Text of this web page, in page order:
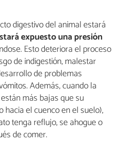
digestivo del animal estará
expuestounapresión
Esto deteriora el proceso
de indigestión, malestar
de problemas
Además, cuando la
más bajas que su
el cuenco en el suelo),
tenga reflujo, se ahogue o
de comer.